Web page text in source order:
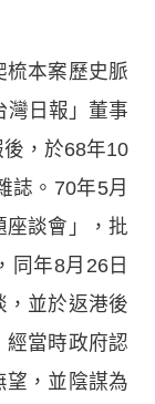
梳本案歷史脈
灣日報」董事
，於68年10
誌。70年5月
座談會」，批
同年8月26日
，並於返港後
經當時政府認
望，並陰謀為